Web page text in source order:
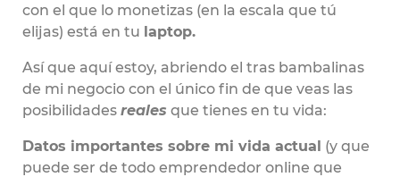
con el que lo monetizas (en la escala que tú
elijas) está en tu laptop.
Así que aquí estoy, abriendo el tras bambalinas
de mi negocio con el único fin de que veas las
posibilidades reales que tienes en tu vida:
Datos importantes sobre mi vida actual (y que
puede ser de todo emprendedor online que